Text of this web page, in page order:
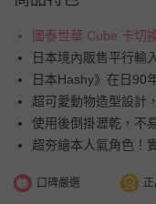
國泰世華 Cube 卡切
日本境內販售平行輸入
日本Hashy》在日90
超可愛動物造型設計
使用後倒掛瀝乾，不
超夯繪本人氣角色！
口碑嚴選